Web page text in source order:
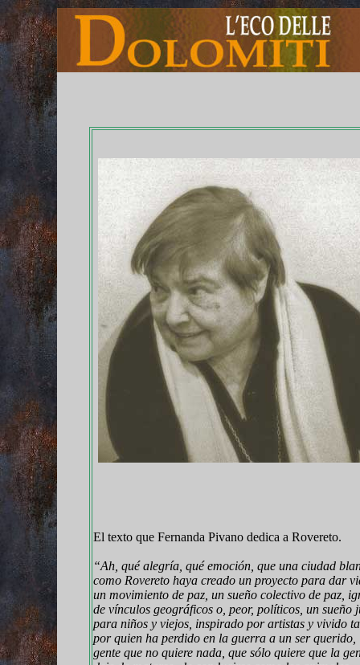
El texto que Fernanda Pivano dedica a Rovereto.
“Ah, qué alegría, qué emoción, que una ciudad
como Rovereto haya creado un proyecto para dar
un movimiento de paz, un sueño colectivo de paz,
de vínculos geográficos o, peor, políticos, un sueño
para niños y viejos, inspirado por artistas y vivido
por quien ha perdido en la guerra a un ser querido,
gente que no quiere nada, que sólo quiere que la